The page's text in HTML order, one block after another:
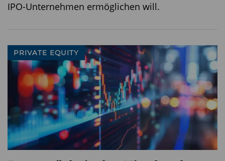
IPO-Unternehmen ermöglichen will.
PRIVATE EQUITY